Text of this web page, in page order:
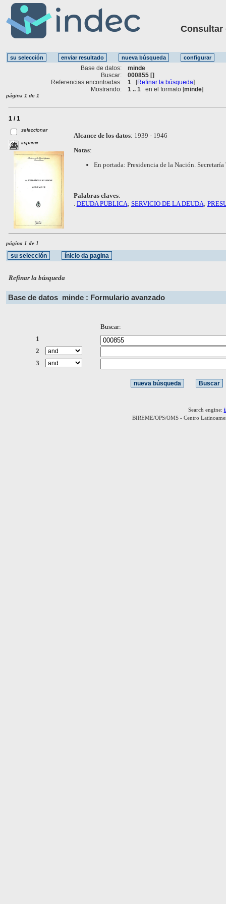
Consultar
Base de datos:
minde
Buscar:
000855 []
Referencias encontradas:
1 [Refinar la búsqueda]
Mostrando:
1 .. 1 en el formato [minde]
página 1 de 1
1 / 1
seleccionar
imprimir
Alcance de los datos: 1939 - 1946
Notas:
En portada: Presidencia de la Nación. Secretaría
Palabras claves:
DEUDA PUBLICA; SERVICIO DE LA DEUDA;
página 1 de 1
Refinar la búsqueda
Base de datos minde : Formulario avanzado
Buscar:
1
2
3
Search engine:
BIREME/OPS/OMS - Centro